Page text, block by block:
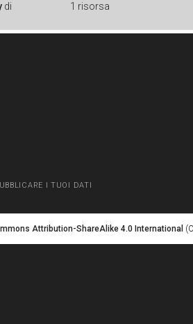
di 1 risorsa
I TUOI DATI
Attribution-ShareAlike 4.0 International